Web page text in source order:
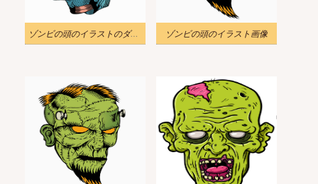
ゾンビの頭のイラストのダウンロード ゾンビの頭のイラスト画像